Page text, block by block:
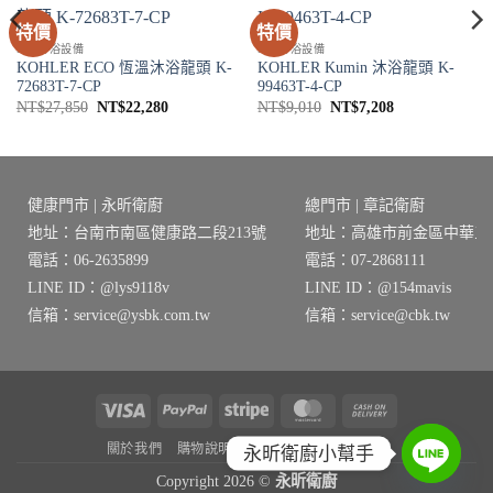
特價
SPA淋浴設備
KOHLER ECO 恆溫沐浴龍頭 K-
72683T-7-CP
NT$27,850 原
NT$22,280目
特價
SPA淋浴設備
KOHLER Kumin 沐浴龍頭 K-
99463T-4-CP
NT$9,010 原
NT$7,208目
健康門市 | 永昕衛廚
地址：台南市南區健康路二段213號
電話：06-2635899
LINE ID：@lys9118v
信箱：service@ysbk.com.tw
總門市 | 章記衛廚
地址：高雄市前金區中華三
電話：07-2868111
LINE ID：@154mavis
信箱：service@cbk.tw
Visa PayPal Stripe MasterCard
On
Delivery
關於我們 購物說明 隱私權政策 退貨需知
Copyright 2026 © 永昕衛廚
永昕衛廚小幫手